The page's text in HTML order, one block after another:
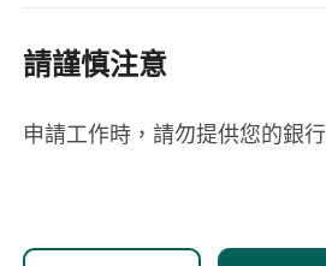
請謹慎注意
申請工作時，請勿提供您的銀